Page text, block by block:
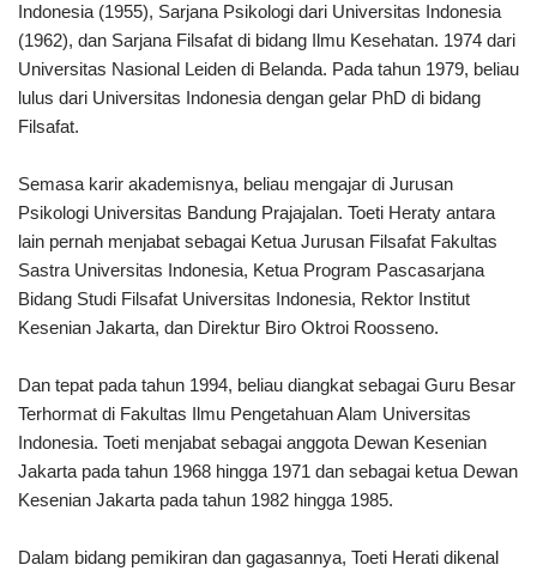
Indonesia (1955), Sarjana Psikologi dari Universitas Indonesia
(1962), dan Sarjana Filsafat di bidang Ilmu Kesehatan. 1974 dari
Universitas Nasional Leiden di Belanda. Pada tahun 1979, beliau
lulus dari Universitas Indonesia dengan gelar PhD di bidang
Filsafat.
Semasa karir akademisnya, beliau mengajar di Jurusan
Psikologi Universitas Bandung Prajajalan. Toeti Heraty antara
lain pernah menjabat sebagai Ketua Jurusan Filsafat Fakultas
Sastra Universitas Indonesia, Ketua Program Pascasarjana
Bidang Studi Filsafat Universitas Indonesia, Rektor Institut
Kesenian Jakarta, dan Direktur Biro Oktroi Roosseno.
Dan tepat pada tahun 1994, beliau diangkat sebagai Guru Besar
Terhormat di Fakultas Ilmu Pengetahuan Alam Universitas
Indonesia. Toeti menjabat sebagai anggota Dewan Kesenian
Jakarta pada tahun 1968 hingga 1971 dan sebagai ketua Dewan
Kesenian Jakarta pada tahun 1982 hingga 1985.
Dalam bidang pemikiran dan gagasannya, Toeti Herati dikenal